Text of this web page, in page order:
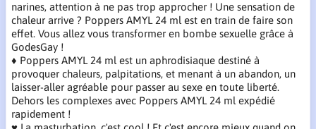
narines, attention à ne pas trop approcher ! Une sensation de
chaleur arrive ? Poppers AMYL 24 ml est en train de faire son
effet. Vous allez vous transformer en bombe sexuelle grâce à
GodesGay !
♦ Poppers AMYL 24 ml est un aphrodisiaque destiné à
provoquer chaleurs, palpitations, et menant à un abandon, un
laisser-aller agréable pour passer au sexe en toute liberté.
Dehors les complexes avec Poppers AMYL 24 ml expédié
rapidement !